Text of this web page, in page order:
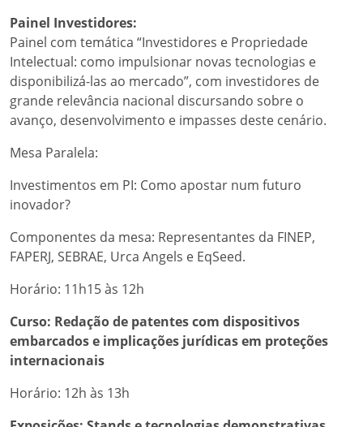
Painel Investidores:
Painel com temática “Investidores e Propriedade
Intelectual: como impulsionar novas tecnologias e
disponibilizá-las ao mercado”, com investidores de
grande relevância nacional discursando sobre o
avanço, desenvolvimento e impasses deste cenário.
Mesa Paralela:
Investimentos em PI: Como apostar num futuro
inovador?
Componentes da mesa: Representantes da FINEP,
FAPERJ, SEBRAE, Urca Angels e EqSeed.
Horário: 11h15 às 12h
Curso: Redação de patentes com dispositivos
embarcados e implicações jurídicas em proteções
internacionais
Horário: 12h às 13h